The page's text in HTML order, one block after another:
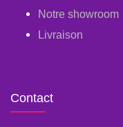
Notre showroom
Livraison
Contact